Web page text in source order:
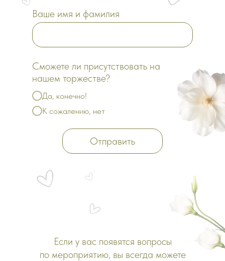
Если у вас появятся вопросы
по мероприятию, вы всегда можете
Ваше имя и фамилия
Сможете ли присутствовать на
нашем торжестве?
Да, конечно!
К сожалению, нет
Отправить